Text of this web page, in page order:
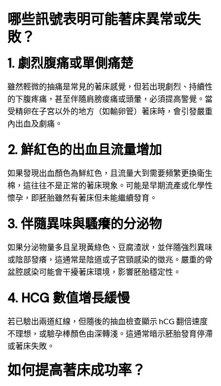
哪些訊號表明可能著床異常或失
敗？
1. 劇烈腹痛或單側痛楚
雖然輕微的抽痛是常見的著床感覺，但若出現劇烈、持續性
的下腹疼痛，甚至伴隨肩膀痠痛或頭暈，必須提高警覺。當
受精卵在子宮以外的地方（如輸卵管）著床時，會引發嚴重
內出血及劇痛。
2. 鮮紅色的出血且流量增加
如果發現出血顏色為鮮紅色，且流量大到需要頻繁更換衛生
棉，這往往不是正常的著床現象。可能是早期流產或化學性
懷孕，即胚胎雖然有著床但未能繼續發育。
3. 伴隨異味與騷癢的分泌物
如果分泌物量多且呈現黃綠色、豆腐渣狀，並伴隨強烈異味
或陰部發癢，這通常是陰道或子宮頸感染的徵兆。嚴重的骨
盆腔感染可能會干擾著床環境，影響胚胎穩定性。
4. HCG 數值增長緩慢
若已驗出兩道紅線，但隨後的抽血檢查顯示 hCG 翻倍速度
不理想，或驗孕棒顏色由深轉淺。這通常暗示胚胎發育停滯
或著床失敗。
如何提高著床成功率？